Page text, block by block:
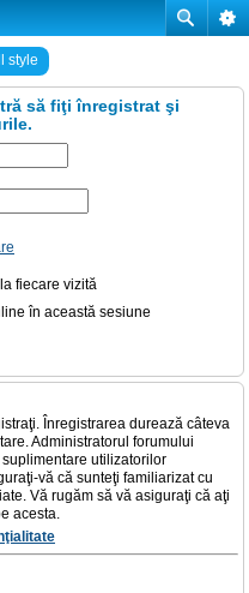
style
să fiţi înregistrat şi
fiecare vizită
în această sesiune
Înregistrarea durează câteva
Administratorul forumului
utilizatorilor
vă că sunteţi familiarizat cu
Vă rugăm să vă asiguraţi că aţi
acesta.